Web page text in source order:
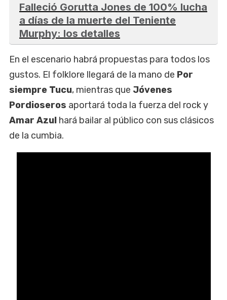
Falleció Gorutta Jones de 100% lucha
a días de la muerte del Teniente
Murphy: los detalles
En el escenario habrá propuestas para todos los
gustos. El folklore llegará de la mano de Por
siempre Tucu, mientras que Jóvenes
Pordioseros aportará toda la fuerza del rock y
Amar Azul hará bailar al público con sus clásicos
de la cumbia.